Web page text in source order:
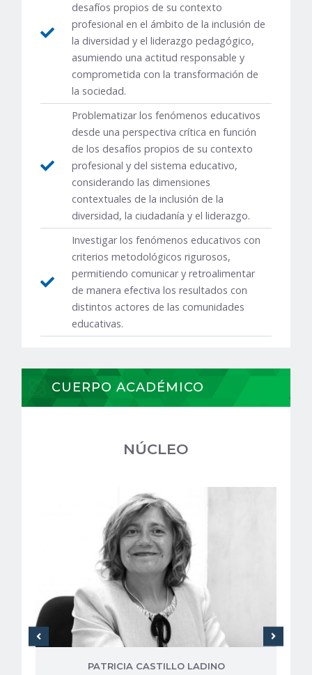
desafíos propios de su contexto
profesional en el ámbito de la inclusión de
la diversidad y el liderazgo pedagógico,
asumiendo una actitud responsable y
comprometida con la transformación de
la sociedad.
Problematizar los fenómenos educativos
desde una perspectiva crítica en función
de los desafíos propios de su contexto
profesional y del sistema educativo,
considerando las dimensiones
contextuales de la inclusión de la
diversidad, la ciudadanía y el liderazgo.
Investigar los fenómenos educativos con
criterios metodológicos rigurosos,
permitiendo comunicar y retroalimentar
de manera efectiva los resultados con
distintos actores de las comunidades
educativas.
CUERPO ACADÉMICO
NÚCLEO
PATRICIA CASTILLO LADINO